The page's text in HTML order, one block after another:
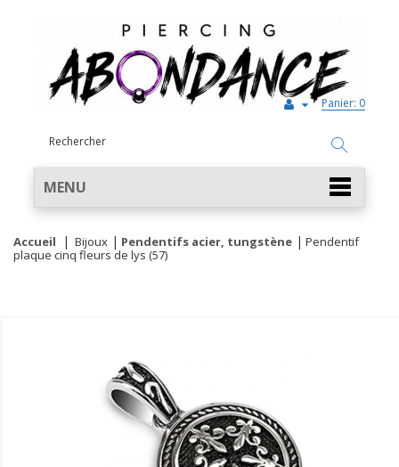
Panier: 0
MENU
Accueil Bijoux Pendentifs acier, tungstène
Pendentif
plaque cinq fleurs de lys (57)